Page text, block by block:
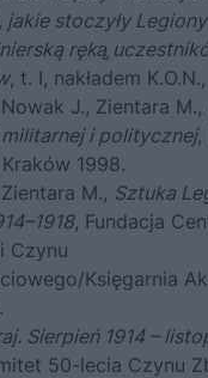
jakie stoczyły
ręką̧
, t. I, nakładem
J., Zientara M.,
i politycznej,
1998.
M., Sztuka
, Fundacja
Czynu
Księgarnia
Sierpień 1914 –
50-lecia Czynu